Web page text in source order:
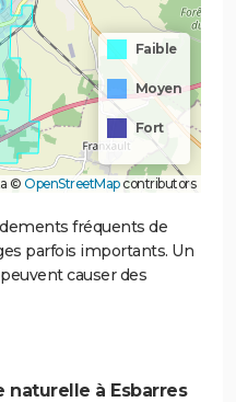
Faible
Moyen
Fort
© OpenStreetMapcontributors
fréquents de
parfois importants. Un
causer des
à Esbarres